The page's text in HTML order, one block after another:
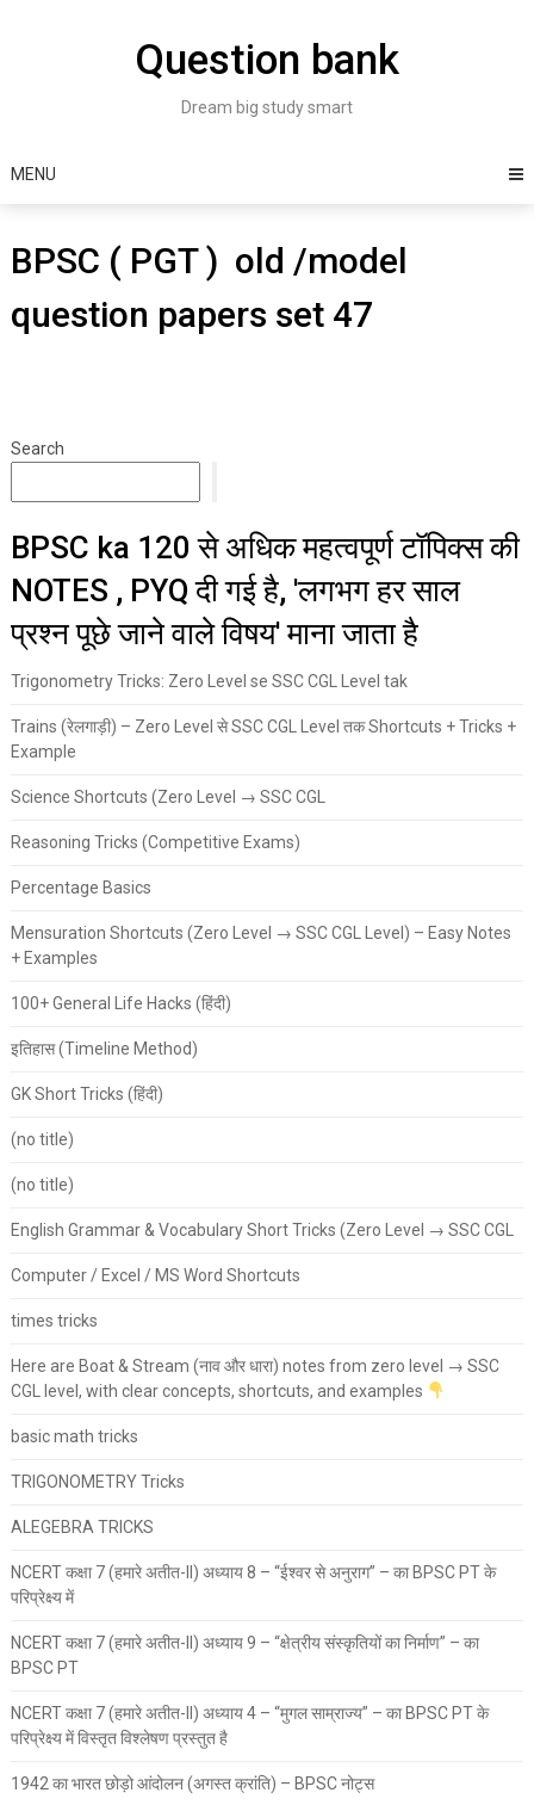
Question bank
Dream big study smart
MENU
BPSC ( PGT ) old /model
question papers set 47
Search
BPSC ka 120 से अधिक महत्वपूर्ण टॉपिक्स की
NOTES , PYQ दी गई है, 'लगभग हर साल
प्रश्न पूछे जाने वाले विषय' माना जाता है
Trigonometry Tricks: Zero Level se SSC CGL Level tak
Trains (रेलगाड़ी) – Zero Level से SSC CGL Level तक Shortcuts + Tricks +
Example
Science Shortcuts (Zero Level → SSC CGL
Reasoning Tricks (Competitive Exams)
Percentage Basics
Mensuration Shortcuts (Zero Level → SSC CGL Level) – Easy Notes
+ Examples
100+ General Life Hacks (हिंदी)
इतिहास (Timeline Method)
GK Short Tricks (हिंदी)
(no title)
(no title)
English Grammar & Vocabulary Short Tricks (Zero Level → SSC CGL
Computer / Excel / MS Word Shortcuts
times tricks
Here are Boat & Stream (नाव और धारा) notes from zero level → SSC
CGL level, with clear concepts, shortcuts, and examples
basic math tricks
TRIGONOMETRY Tricks
ALEGEBRA TRICKS
NCERT कक्षा 7 (हमारे अतीत-II) अध्याय 8 – “ईश्वर से अनुराग” – का BPSC PT के
परिप्रेक्ष्य में
NCERT कक्षा 7 (हमारे अतीत-II) अध्याय 9 – “क्षेत्रीय संस्कृतियों का निर्माण” – का
BPSC PT
NCERT कक्षा 7 (हमारे अतीत-II) अध्याय 4 – “मुगल साम्राज्य” – का BPSC PT के
परिप्रेक्ष्य में विस्तृत विश्लेषण प्रस्तुत है
1942 का भारत छोड़ो आंदोलन (अगस्त क्रांति) – BPSC नोट्स